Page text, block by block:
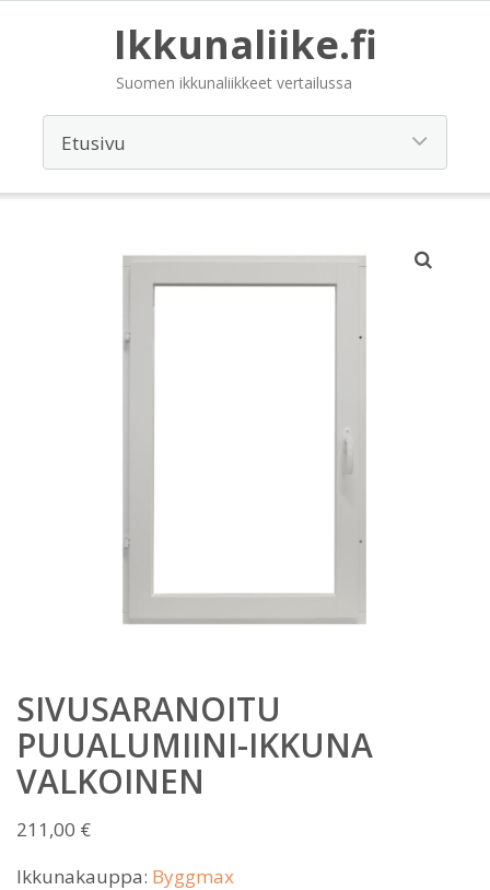
Ikkunaliike.fi
Suomen ikkunaliikkeet vertailussa
SIVUSARANOITU
PUUALUMIINI-IKKUNA
VALKOINEN
211,00 €
Ikkunakauppa: Byggmax